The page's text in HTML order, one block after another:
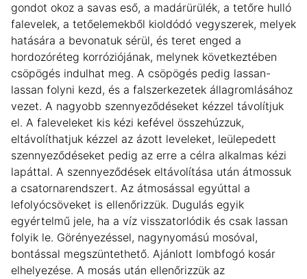
gondot okoz a savas eső, a madárürülék, a tetőre hulló
falevelek, a tetőelemekből kioldódó vegyszerek, melyek
hatására a bevonatuk sérül, és teret enged a
hordozóréteg korróziójának, melynek következtében
csöpögés indulhat meg. A csöpögés pedig lassan-
lassan folyni kezd, és a falszerkezetek állagromlásához
vezet. A nagyobb szennyeződéseket kézzel távolítjuk
el. A faleveleket kis kézi kefével összehúzzuk,
eltávolíthatjuk kézzel az ázott leveleket, leülepedett
szennyeződéseket pedig az erre a célra alkalmas kézi
lapáttal. A szennyeződések eltávolítása után átmossuk
a csatornarendszert. Az átmosással egyúttal a
lefolyócsöveket is ellenőrizzük. Dugulás egyik
egyértelmű jele, ha a víz visszatorlódik és csak lassan
folyik le. Görényezéssel, nagynyomású mosóval,
bontással megszüntethető. Ajánlott lombfogó kosár
elhelyezése. A mosás után ellenőrizzük az